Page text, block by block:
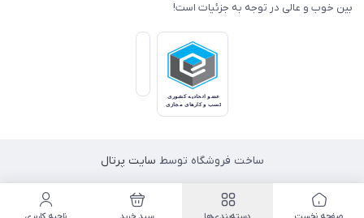
بین خوب و عالی در توجه به جزئیات است!
ساخت فروشگاه توسط سایت پرتال